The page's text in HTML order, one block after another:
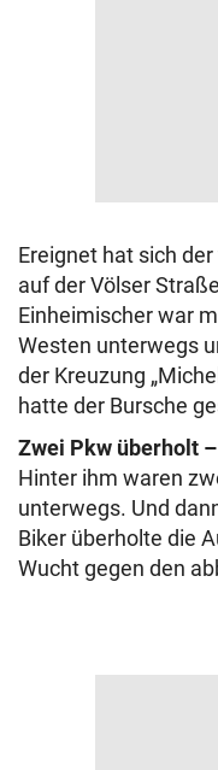
Ereignet hat sich
auf der Völser
Einheimischer war
Westen unterwegs
der Kreuzung
hatte der Bursche
Zwei Pkw überholt
Hinter ihm waren
unterwegs. Und
Biker überholte die
Wucht gegen den